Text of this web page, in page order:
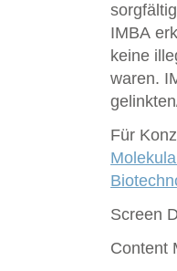
IMBA
keine
waren.
Für
Screen
Content